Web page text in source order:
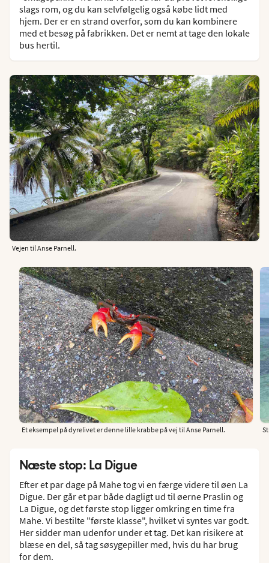
slags rom, og du kan selvfølgelig også købe lidt med
hjem. Der er en strand overfor, som du kan kombinere
med et besøg på fabrikken. Det er nemt at tage den lokale
bus hertil.
Vejen til Anse Parnell.
Et eksempel på dyrelivet er denne lille krabbe på vej til Anse Parnell.
Næste stop: La Digue
Efter et par dage på Mahe tog vi en færge videre til øen La
Digue. Der går et par både dagligt ud til øerne Praslin og
La Digue, og det første stop ligger omkring en time fra
Mahe. Vi bestilte "første klasse", hvilket vi syntes var godt.
Her sidder man udenfor under et tag. Det kan risikere at
blæse en del, så tag søsygepiller med, hvis du har brug
for dem.